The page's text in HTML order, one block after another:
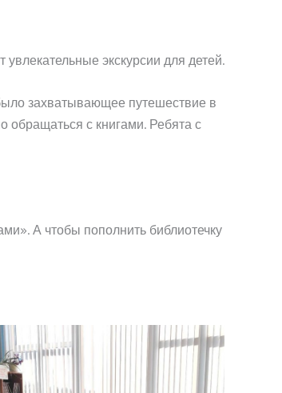
экскурсии для детей.
захватывающее путешествие в
обращаться с книгами. Ребята с
А чтобы пополнить библиотечку